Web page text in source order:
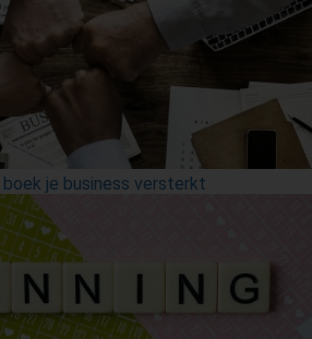
boek je business versterkt